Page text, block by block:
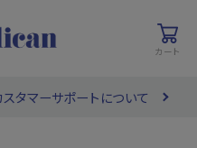
カート
タマーサポートについて